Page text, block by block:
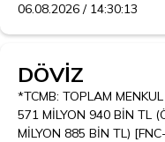
06.08.2026 / 14:30:13
DÖVİZ
*TCMB: TOPLAM
571 MİLYON 940 BİN TL
MİLYON 885 BİN TL)